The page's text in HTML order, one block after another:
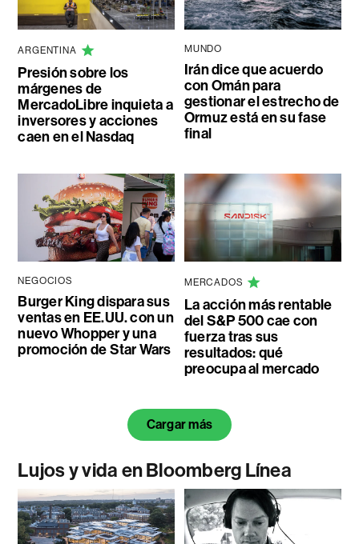
ARGENTINA
Presión sobre los
márgenes de
MercadoLibre inquieta a
inversores y acciones
caen en el Nasdaq
MUNDO
Irán dice que acuerdo
con Omán para
gestionar el estrecho de
Ormuz está en su fase
final
NEGOCIOS
Burger King dispara sus
ventas en EE.UU. con un
nuevo Whopper y una
promoción de Star Wars
MERCADOS
La acción más rentable
del S&P 500 cae con
fuerza tras sus
resultados: qué
preocupa al mercado
Cargar más
Lujos y vida en Bloomberg Línea